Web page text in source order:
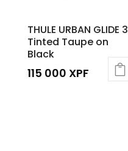
THULE URBAN GLIDE 3
Tinted Taupe on
Black
115 000 XPF